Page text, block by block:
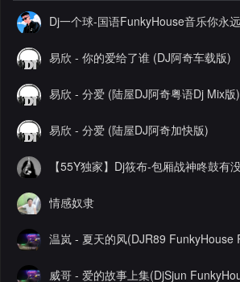
易欣 - 你的爱给了谁 (DJ阿奇车载版)
易欣 - 分爱 (陆屋DJ阿奇粤语Dj Mix版)
易欣 - 分爱 (陆屋DJ阿奇加快版)
情感奴隶